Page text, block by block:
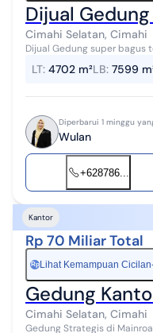
Dijual
Cimahi Selatan, Cimahi
Dijual Gedung super bagus terawat Berada di
sekolah dan supermar...
LT: 4702 m²LB: 7599
Diperbarui 1 minggu
Wulan
+628786...
Kantor
Rp 70 Miliar Total
Rp Lihat Kemampuan
Gedung
Cimahi Selatan, Cimahi
Gedung Strategis di Mainroad